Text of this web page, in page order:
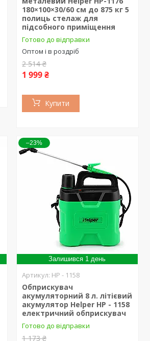
180×100×30/60 см до 875 кг 5
полиць стелаж для
підсобного приміщення
Готово до відправки
Оптом і в роздріб
2 514 ₴
1 999 ₴
Купити
–23%
Залишився 1 день
HP - 1158
Обприскувач
акумуляторний 8 л. літієвий
акумулятор Helper HP - 1158
електричний обприскувач
Готово до відправки
1 173 ₴